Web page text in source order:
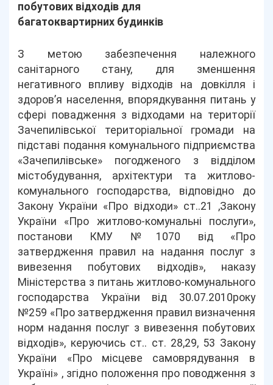
побутових відходів для
багатоквартирних будинків
З метою забезпечення належного
санітарного стану, для зменшення
негативного впливу відходів на довкілля і
здоров’я населення, впорядкування питань у
сфері повадження з відходами на території
Зачепилівської територіальної громади на
підставі подання комунального підприємства
«Зачепилівське» погодженого з відділом
містобудування, архітектури та житлово-
комунального господарства, відповідно до
Закону України «Про відходи» ст..21 ,Закону
України «Про житлово-комунальні послуги»,
постанови КМУ №1070 від «Про
затвердження правил на надання послуг з
вивезення побутових відходів», наказу
Міністерства з питань житлово-комунального
господарства України від 30.07.2010року
№259 «Про затвердження правил визначення
норм надання послуг з вивезення побутових
відходів», керуючись ст.. ст. 28,29, 53 Закону
України «Про місцеве самоврядування в
Україні» , згідно положення про поводження з